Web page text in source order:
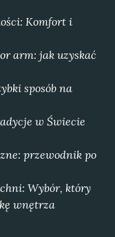
Komfort i
arm: jak uzyskać
sposób na
w Świecie
przewodnik po
Wybór, który
wnętrza